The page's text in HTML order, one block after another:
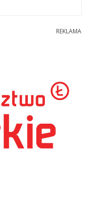
REKLAMA